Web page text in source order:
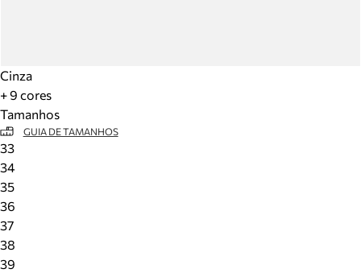
Cinza
+ 9 cores
Tamanhos
GUIA DE TAMANHOS
33
34
35
36
37
38
39